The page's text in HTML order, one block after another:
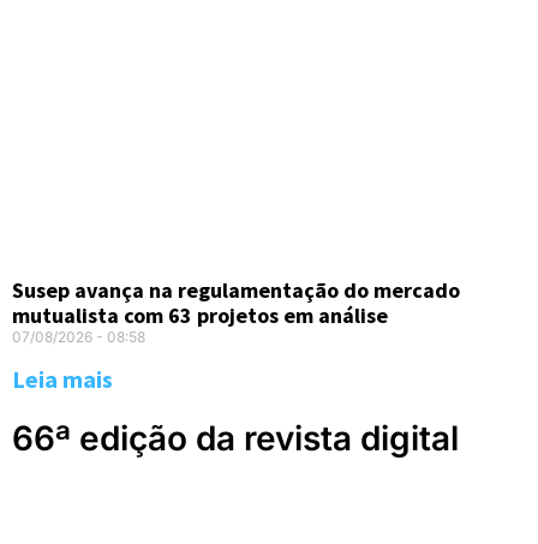
Susep avança na regulamentação do mercado
mutualista com 63 projetos em análise
07/08/2026 08:58
Leia mais
66ª edição da revista digital